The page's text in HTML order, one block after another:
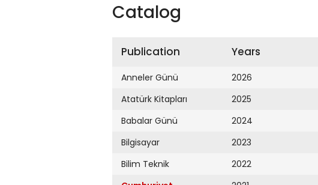
Catalog
Publication
Anneler Günü
Atatürk Kitapları
Babalar Günü
Bilgisayar
Bilim Teknik
Years
2026
2025
2024
2023
2022